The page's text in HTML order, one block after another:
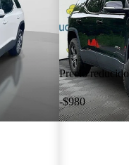
Precio reducido
-$980